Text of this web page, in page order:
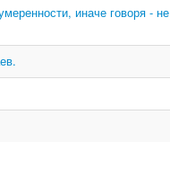
иначе говоря - не